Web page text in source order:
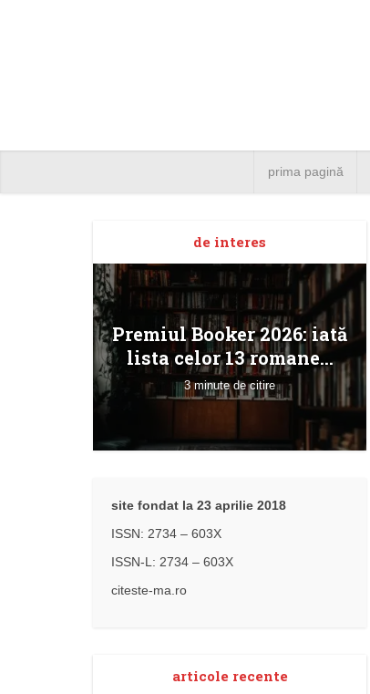
prima pagină
de interes
Premiul Booker 2026: iată
lista celor 13 romane...
3 minute de citire
site fondat la 23 aprilie 2018
ISSN: 2734 – 603X
ISSN-L: 2734 – 603X
citeste-ma.ro
articole recente